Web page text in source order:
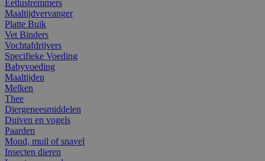
Eetlustremmers
Maaltijdvervanger
Platte Buik
Vet Binders
Vochtafdrijvers
Specifieke Voeding
Babyvoeding
Maaltijden
Melken
Thee
Diergeneesmiddelen
Duiven en vogels
Paarden
Mond, muil of snavel
Insecten dieren